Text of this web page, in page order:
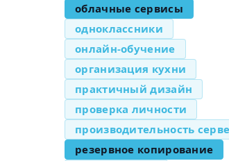
облачные сервисы
одноклассники
онлайн-обучение
организация кухни
практичный дизайн
проверка личности
производительность
резервное копирование